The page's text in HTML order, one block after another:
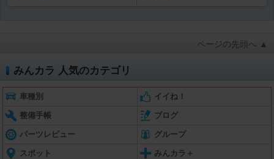
ページの先頭へ ▲
みんカラ 人気のカテゴリ
車種別 イイね！
整備手帳 ブログ
パーツレビュー グループ
スポット みんカラ＋